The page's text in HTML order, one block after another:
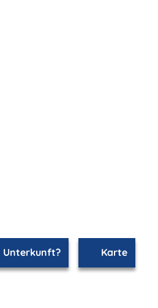
Unterkunft? Karte